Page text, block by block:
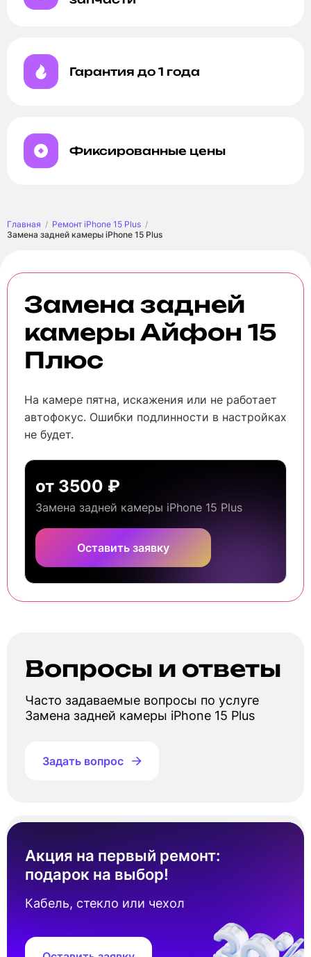
Гарантия до 1 года
Фиксированные цены
Главная
Ремонт iPhone 15 Plus
Замена задней камеры iPhone 15 Plus
Замена задней
камеры Айфон 15
Плюс
На камере пятна, искажения или не работает
автофокус. Ошибки подлинности в настройках
не будет.
от 3500 ₽
Замена задней камеры iPhone 15 Plus
Оставить заявку
Вопросы и ответы
Часто задаваемые вопросы по услуге
Замена задней камеры iPhone 15 Plus
Задать вопрос
Акция на первый ремонт:
подарок на выбор!
Кабель, стекло или чехол
Айфон 15 Плюс?
Стоимость замена задней камеры Айфон 15
Плюс составляет от 3 500 ₽. Точная цена
зависит от наличия запчастей под ваш